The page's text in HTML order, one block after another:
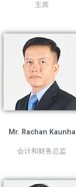
主席
Mr. Rachan Kaunha
会计和财务总监